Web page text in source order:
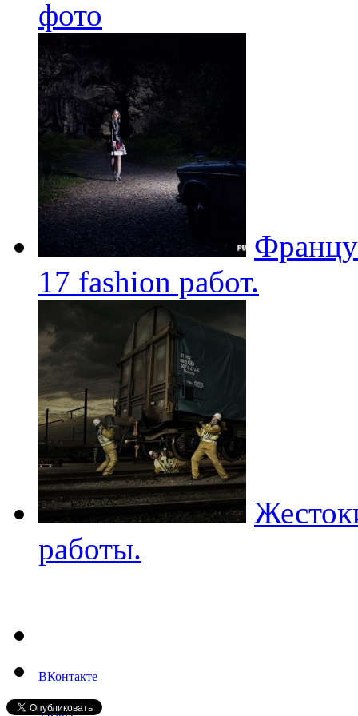
фото
17 fashion работ.
работы.
ВКонтакте
Twitter